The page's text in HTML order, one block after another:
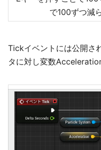
で100ずつ減
Tickイベントには公開さ
タに対し変数